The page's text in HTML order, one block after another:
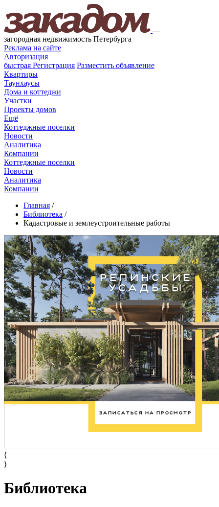
—
загородная недвижимость Петербурга
Реклама на сайте
Авторизация
быстрая Регистрация Разместить объявление
Квартиры
Таунхаусы
Дома и коттеджи
Участки
Проекты домов
Ещё
Коттеджные поселки
Новости
Аналитика
Компании
Коттеджные поселки
Новости
Аналитика
Компании
Главная /
Библиотека /
Кадастровые и землеустроительные работы
⟨
⟩
Библиотека